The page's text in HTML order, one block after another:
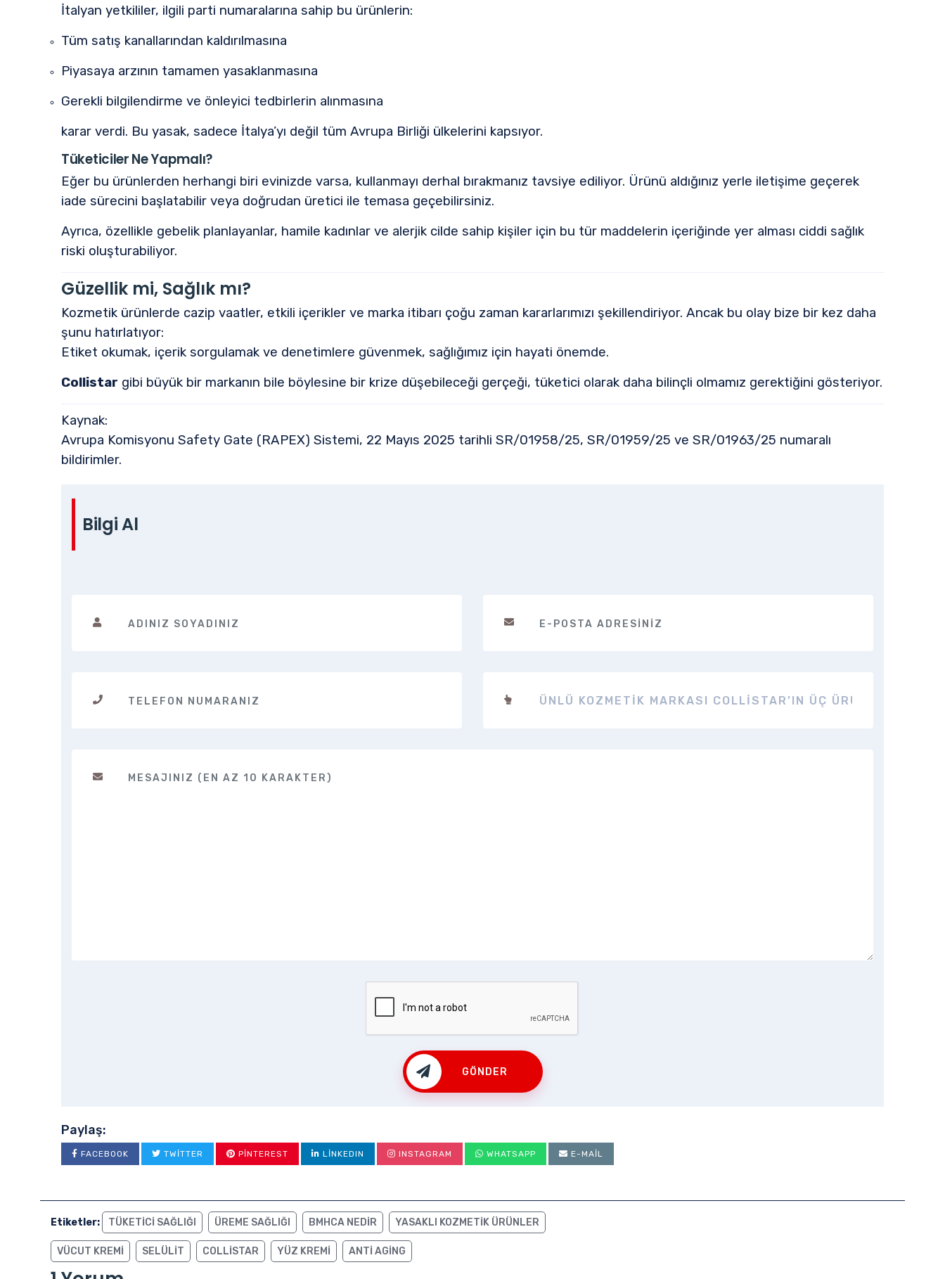
İtalyan yetkililer, ilgili parti numaralarına sahip bu ürünlerin:
Tüm satış kanallarından kaldırılmasına
Piyasaya arzının tamamen yasaklanmasına
Gerekli bilgilendirme ve önleyici tedbirlerin alınmasına
karar verdi. Bu yasak, sadece İtalya’yı değil tüm Avrupa Birliği ülkelerini kapsıyor.
Tüketiciler Ne Yapmalı?
Eğer bu ürünlerden herhangi biri evinizde varsa, kullanmayı derhal bırakmanız tavsiye ediliyor. Ürünü aldığınız yerle iletişime geçerek
iade sürecini başlatabilir veya doğrudan üretici ile temasa geçebilirsiniz.
Ayrıca, özellikle gebelik planlayanlar, hamile kadınlar ve alerjik cilde sahip kişiler için bu tür maddelerin içeriğinde yer alması ciddi sağlık
riski oluşturabiliyor.
Güzellik mi, Sağlık mı?
Kozmetik ürünlerde cazip vaatler, etkili içerikler ve marka itibarı çoğu zaman kararlarımızı şekillendiriyor. Ancak bu olay bize bir kez daha
şunu hatırlatıyor:
Etiket okumak, içerik sorgulamak ve denetimlere güvenmek, sağlığımız için hayati önemde.
Collistar gibi büyük bir markanın bile böylesine bir krize düşebileceği gerçeği, tüketici olarak daha bilinçli olmamız gerektiğini gösteriyor.
Kaynak:
Avrupa Komisyonu Safety Gate (RAPEX) Sistemi, 22 Mayıs 2025 tarihli SR/01958/25, SR/01959/25 ve SR/01963/25 numaralı
bildirimler.
Bilgi Al
GÖNDER
Paylaş:
FACEBOOK TWITTER PINTEREST LINKEDIN INSTAGRAM WHATSAPP E-MAIL
Etiketler: TÜKETICI SAĞLIĞI ÜREME SAĞLIĞI BMHCA NEDIR YASAKLI KOZMETIK ÜRÜNLER
VÜCUT KREMI SELÜLIT COLLISTAR YÜZ KREMI ANTI AGING